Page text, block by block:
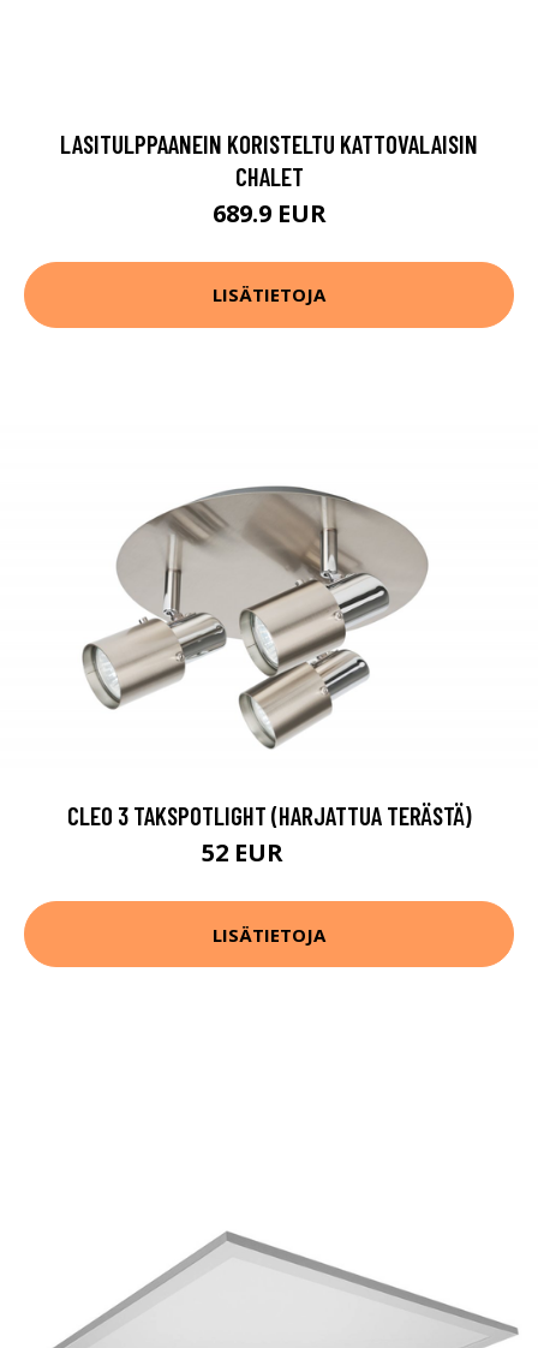
LASITULPPAANEIN KORISTELTU KATTOVALAISIN
CHALET
689.9 EUR
LISÄTIETOJA
CLEO 3 TAKSPOTLIGHT (HARJATTUA TERÄSTÄ)
52 EUR
LISÄTIETOJA